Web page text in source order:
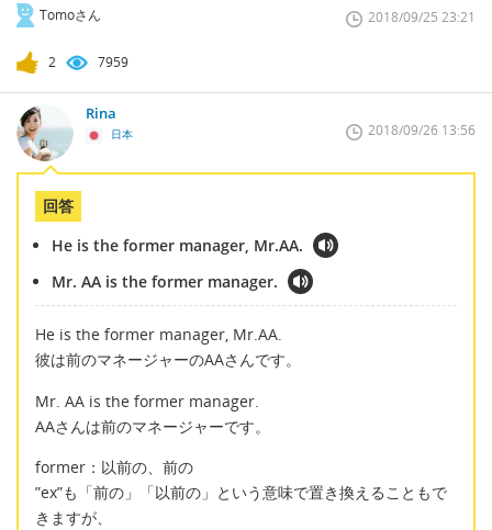
Tomoさん 2018/09/25 23:21
2 7959
Rina
日本 2018/09/26 13:56
回答
He is the former manager, Mr.AA.
Mr. AA is the former manager.
He is the former manager, Mr.AA.
彼は前のマネージャーのAAさんです。
Mr. AA is the former manager.
AAさんは前のマネージャーです。
former：以前の、前の
”ex”も「前の」「以前の」という意味で置き換えることもで
きますが、